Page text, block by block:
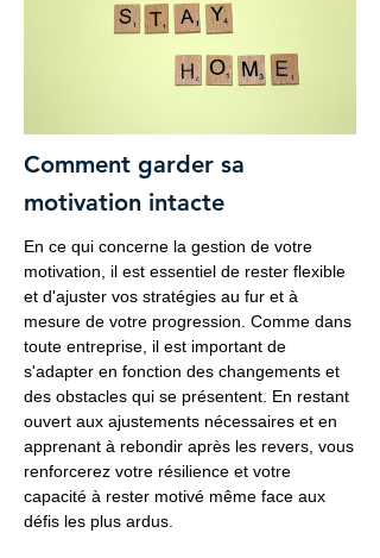
Comment garder sa
motivation intacte
En ce qui concerne la gestion de votre
motivation, il est essentiel de rester flexible
et d'ajuster vos stratégies au fur et à
mesure de votre progression. Comme dans
toute entreprise, il est important de
s'adapter en fonction des changements et
des obstacles qui se présentent. En restant
ouvert aux ajustements nécessaires et en
apprenant à rebondir après les revers, vous
renforcerez votre résilience et votre
capacité à rester motivé même face aux
défis les plus ardus.